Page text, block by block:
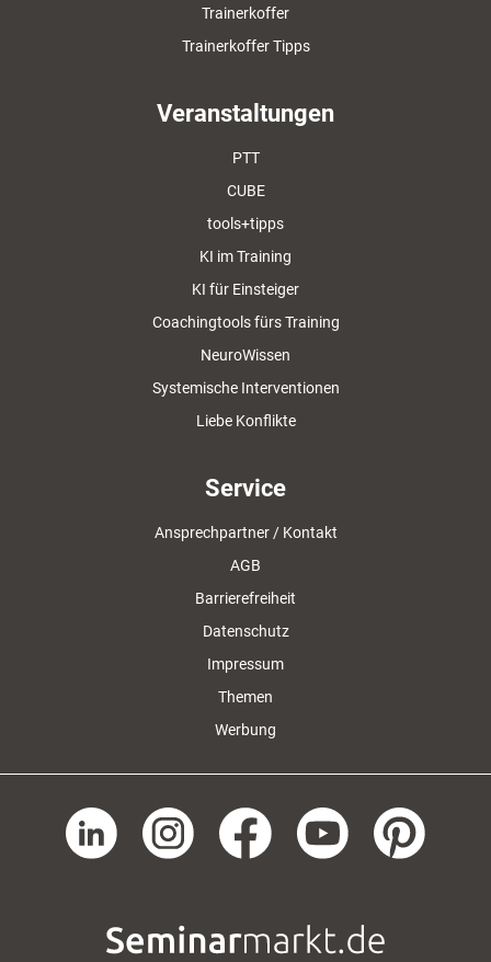
Trainerkoffer
Trainerkoffer Tipps
Veranstaltungen
PTT
CUBE
tools+tipps
KI im Training
KI für Einsteiger
Coachingtools fürs Training
NeuroWissen
Systemische Interventionen
Liebe Konflikte
Service
Ansprechpartner / Kontakt
AGB
Barrierefreiheit
Datenschutz
Impressum
Themen
Werbung